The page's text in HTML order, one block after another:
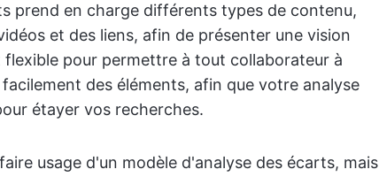
prend en charge différents types de contenu,
et des liens, afin de présenter une vision
pour permettre à tout collaborateur à
des éléments, afin que votre analyse
étayer vos recherches.
usage d'un modèle d'analyse des écarts, mais